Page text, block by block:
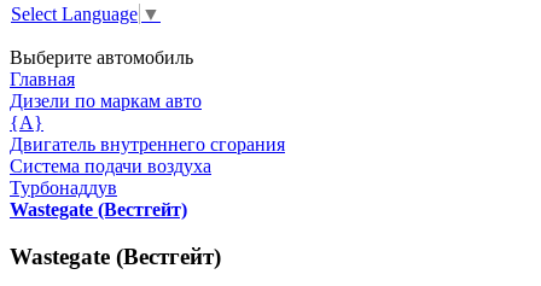
Select Language ▼
Выберите автомобиль
Главная
Дизели по маркам авто
{A}
Двигатель внутреннего сгорания
Система подачи воздуха
Турбонаддув
Wastegate (Вестгейт)
Wastegate (Вестгейт)